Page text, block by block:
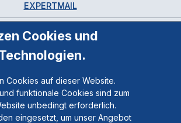
EXPERTMAIL
Cookies und
Cookies auf dieser Website.
funktionale Cookies sind zum
unbedingt erforderlich.
eingesetzt, um unser Angebot